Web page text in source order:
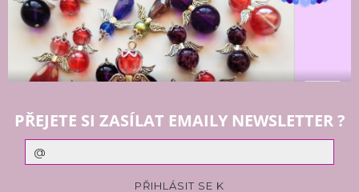
PŘEJETE SI ZASÍLAT EMAILY NEWSLETTER ?